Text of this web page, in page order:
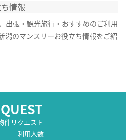
情報
出張・観光旅行・おすすめのご利用
潟のマンスリーお役立ち情報をご紹
件リクエスト
利用人数